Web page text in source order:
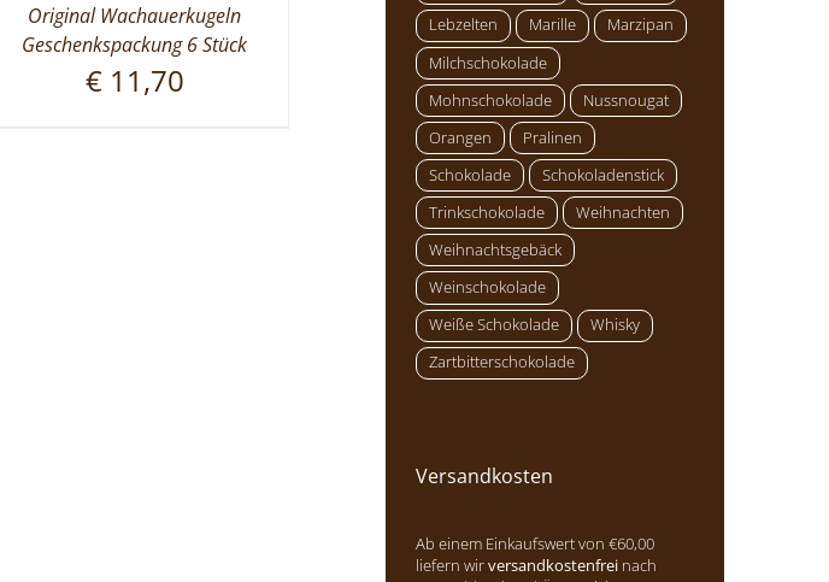
Original Wachauerkugeln
Geschenkspackung 6 Stück
€11,70
Lebzelten
Marille
Marzipan
Milchschokolade
Mohnschokolade
Nussnougat
Orangen
Pralinen
Schokolade
Schokoladenstick
Trinkschokolade
Weihnachten
Weihnachtsgebäck
Weinschokolade
Weiße Schokolade
Whisky
Zartbitterschokolade
Versandkosten
Ab einem Einkaufswert von €60,00
liefern wirversandkostenfrei nach